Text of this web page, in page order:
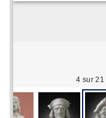
4 sur 21